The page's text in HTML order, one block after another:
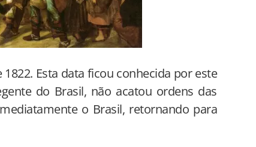
Esta data ficou conhecida por este
do Brasil, não acatou ordens das
o Brasil, retornando para